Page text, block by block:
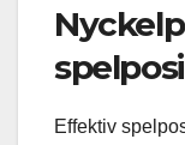
Effektiv